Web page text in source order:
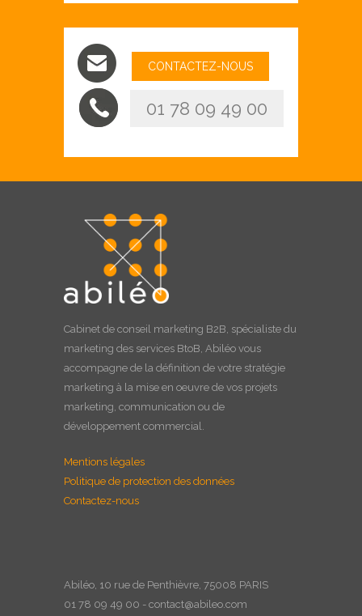
CONTACTEZ-NOUS
01 78 09 49 00
Cabinet de conseil marketing B2B , spécialiste du
marketing des services BtoB, Abiléo vous
accompagne de la définition de votre stratégie
marketing à la mise en oeuvre de vos projets
marketing, communication ou de
développement commercial.
Mentions légales
Politique de protection des données
Contactez-nous
Abiléo, 10 rue de Penthièvre, 75008 PARIS
01 78 09 49 00 - contact@abileo.com